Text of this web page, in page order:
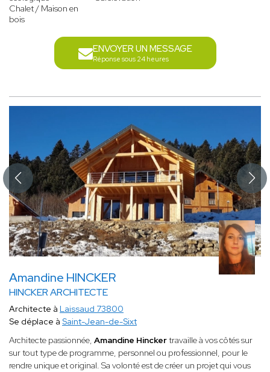
Chalet / Maison en
bois
ENVOYER UN MESSAGE
Réponse sous 24 heures
Amandine HINCKER
HINCKER ARCHITECTE
Architecte à Laissaud 73800
Se déplace à Saint-Jean-de-Sixt
Architecte passionnée, Amandine Hinckertravaille à vos côtés sur
sur tout type de programme, personnel ou professionnel, pour le
rendre unique et original. Sa volonté est de créer un projet qui vous